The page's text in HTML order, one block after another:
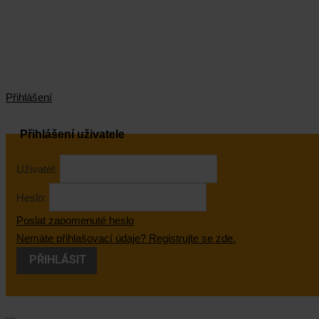
Přihlášení
Přihlášení uživatele
Uživatel:
Heslo:
Poslat zapomenuté heslo
Nemáte přihlašovací údaje? Registrujte se zde.